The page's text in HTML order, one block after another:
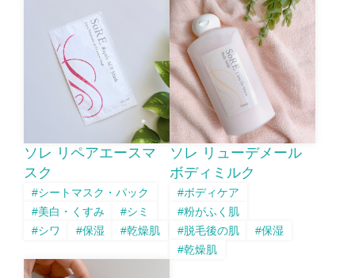
ソレ リペアエースマ
スク
#シートマスク・パック
#美白・くすみ
#シミ
#シワ
#保湿 #乾燥肌
ソレ リューデメール
ボディミルク
#ボディケア
#粉がふく肌
#脱毛後の肌
#保湿
#乾燥肌